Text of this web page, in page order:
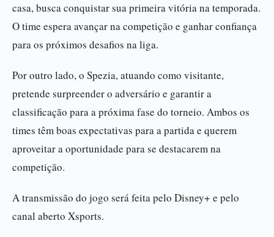
casa, busca conquistar sua primeira vitória na temporada.
O time espera avançar na competição e ganhar confiança
para os próximos desafios na liga.
Por outro lado, o Spezia, atuando como visitante,
pretende surpreender o adversário e garantir a
classificação para a próxima fase do torneio. Ambos os
times têm boas expectativas para a partida e querem
aproveitar a oportunidade para se destacarem na
competição.
A transmissão do jogo será feita pelo Disney+ e pelo
canal aberto Xsports.